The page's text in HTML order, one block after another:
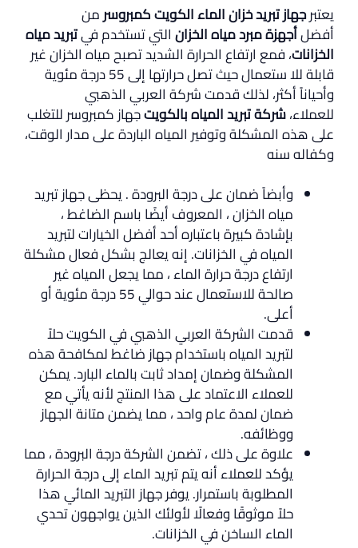
يعتبرجهاز تبريد خزان الماء الكويت كمبروسرمن
أفضلأجهزة مبرد مياه الخزانالتي تستخدم فيتبريد مياه
الخزانات، فمع ارتفاع الحرارة الشديد تصبح مياه الخزان غير
قابلة للا ستعمال حيث تصل حرارتها إلى 55 درجة مئوية
وأحياناً أكثر، لذلك قدمت شركة العربي الذهبي
للعملاء،شركة تبريد المياه بالكويتجهاز كمبروسر للتغلب
على هذه المشكلة وتوفير المياه الباردة على مدار الوقت،
وكفاله سنه
وأبضاً ضمان على درجة البرودة . يحظى جهاز تبريد
مياه الخزان ، المعروف أيضًا باسم الضاغط ،
بإشادة كبيرة باعتباره أحد أفضل الخيارات لتبريد
المياه في الخزانات. إنه يعالج بشكل فعال مشكلة
ارتفاع درجة حرارة الماء ، مما يجعل المياه غير
صالحة للاستعمال عند حوالي 55 درجة مئوية أو
أعلى.
قدمت الشركة العربي الذهبي في الكويت حلاً
لتبريد المياه باستخدام جهاز ضاغط لمكافحة هذه
المشكلة وضمان إمداد ثابت بالماء البارد. يمكن
للعملاء الاعتماد على هذا المنتج لأنه يأتي مع
ضمان لمدة عام واحد ، مما يضمن متانة الجهاز
ووظائفه.
علاوة على ذلك ، تضمن الشركة درجة البرودة ، مما
يؤكد للعملاء أنه يتم تبريد الماء إلى درجة الحرارة
المطلوبة باستمرار. يوفر جهاز التبريد المائي هذا
حلاً موثوقًا وفعالًا لأولئك الذين يواجهون تحدي
الماء الساخن في الخزانات.